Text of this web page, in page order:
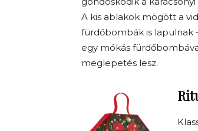
A kis ablakok mögött a
fürdőbombák is lapulnak
egy mókás
meglepetés lesz.